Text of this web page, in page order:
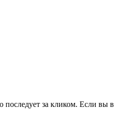
последует за кликом. Если вы в